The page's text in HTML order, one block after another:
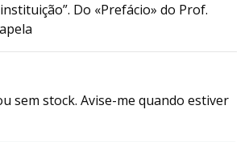
Do «Prefácio» do Prof.
sem stock. Avise-me quando estiver